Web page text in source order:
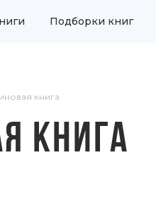
Подборки книг
книга
КНИГА